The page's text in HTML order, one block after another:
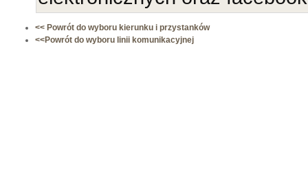
<< Powrót do wyboru kierunku i przystanków
<<Powrót do wyboru linii komunikacyjnej